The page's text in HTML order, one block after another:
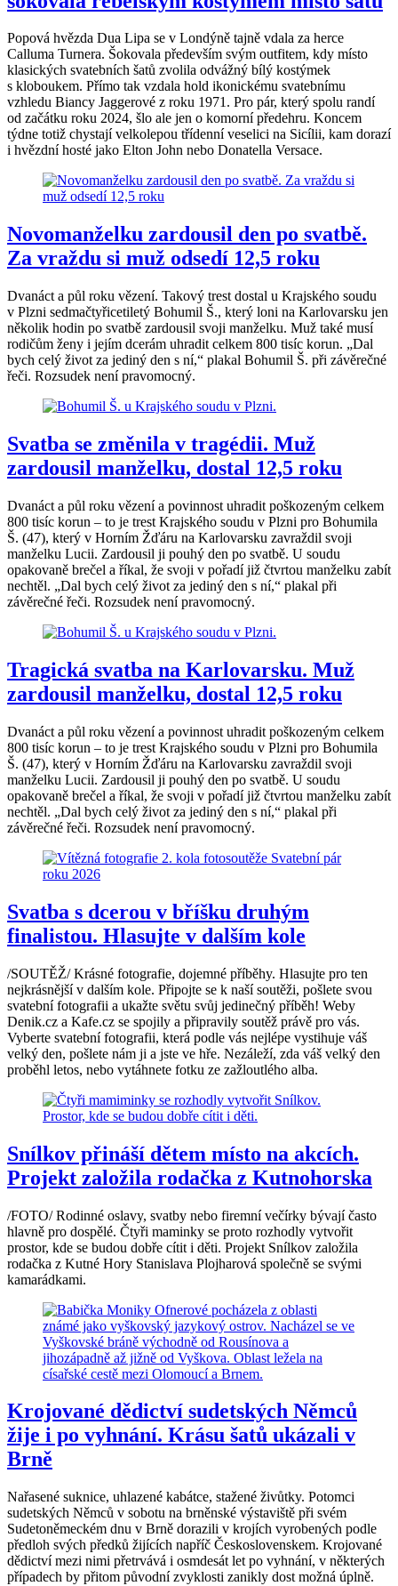
Popová hvězda Dua Lipa se v Londýně tajně vdala za herce
Calluma Turnera. Šokovala především svým outfitem, kdy místo
klasických svatebních šatů zvolila odvážný bílý kostýmek
s kloboukem. Přímo tak vzdala hold ikonickému svatebnímu
vzhledu Biancy Jaggerové z roku 1971. Pro pár, který spolu randí
od začátku roku 2024, šlo ale jen o komorní předehru. Koncem
týdne totiž chystají velkolepou třídenní veselici na Sicílii, kam dorazí
i hvězdní hosté jako Elton John nebo Donatella Versace.
Novomanželku zardousil den po svatbě.
Za vraždu si muž odsedí 12,5 roku
Dvanáct a půl roku vězení. Takový trest dostal u Krajského soudu
v Plzni sedmačtyřicetiletý Bohumil Š., který loni na Karlovarsku jen
několik hodin po svatbě zardousil svoji manželku. Muž také musí
rodičům ženy i jejím dcerám uhradit celkem 800 tisíc korun. „Dal
bych celý život za jediný den s ní,“ plakal Bohumil Š. při závěrečné
řeči. Rozsudek není pravomocný.
Svatba se změnila v tragédii. Muž
zardousil manželku, dostal 12,5 roku
Dvanáct a půl roku vězení a povinnost uhradit poškozeným celkem
800 tisíc korun – to je trest Krajského soudu v Plzni pro Bohumila
Š. (47), který v Horním Žďáru na Karlovarsku zavraždil svoji
manželku Lucii. Zardousil ji pouhý den po svatbě. U soudu
opakovaně brečel a říkal, že svoji v pořadí již čtvrtou manželku zabít
nechtěl. „Dal bych celý život za jediný den s ní,“ plakal při
závěrečné řeči. Rozsudek není pravomocný.
Tragická svatba na Karlovarsku. Muž
zardousil manželku, dostal 12,5 roku
Dvanáct a půl roku vězení a povinnost uhradit poškozeným celkem
800 tisíc korun – to je trest Krajského soudu v Plzni pro Bohumila
Š. (47), který v Horním Žďáru na Karlovarsku zavraždil svoji
manželku Lucii. Zardousil ji pouhý den po svatbě. U soudu
opakovaně brečel a říkal, že svoji v pořadí již čtvrtou manželku zabít
nechtěl. „Dal bych celý život za jediný den s ní,“ plakal při
závěrečné řeči. Rozsudek není pravomocný.
Svatba s dcerou v bříšku druhým
finalistou. Hlasujte v dalším kole
/SOUTĚŽ/ Krásné fotografie, dojemné příběhy. Hlasujte pro ten
nejkrásnější v dalším kole. Připojte se k naší soutěži, pošlete svou
svatební fotografii a ukažte světu svůj jedinečný příběh! Weby
Denik.cz a Kafe.cz se spojily a připravily soutěž právě pro vás.
Vyberte svatební fotografii, která podle vás nejlépe vystihuje váš
velký den, pošlete nám ji a jste ve hře. Nezáleží, zda váš velký den
proběhl letos, nebo vytáhnete fotku ze zažloutlého alba.
Snílkov přináší dětem místo na akcích.
Projekt založila rodačka z Kutnohorska
/FOTO/ Rodinné oslavy, svatby nebo firemní večírky bývají často
hlavně pro dospělé. Čtyři maminky se proto rozhodly vytvořit
prostor, kde se budou dobře cítit i děti. Projekt Snílkov založila
rodačka z Kutné Hory Stanislava Plojharová společně se svými
kamarádkami.
Krojované dědictví sudetských Němců
žije i po vyhnání. Krásu šatů ukázali v
Brně
Nařasené suknice, uhlazené kabátce, stažené živůtky. Potomci
sudetských Němců v sobotu na brněnské výstaviště při svém
Sudetoněmeckém dnu v Brně dorazili v krojích vyrobených podle
předloh svých předků žijících napříč Československem. Krojované
dědictví mezi nimi přetrvává i osmdesát let po vyhnání, v některých
případech by přitom původní zvyklosti zanikly dost možná úplně.